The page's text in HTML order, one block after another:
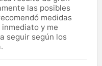
las posibles
medidas
y me
seguir según los